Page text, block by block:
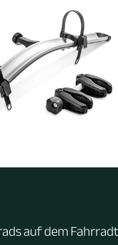
auf dem